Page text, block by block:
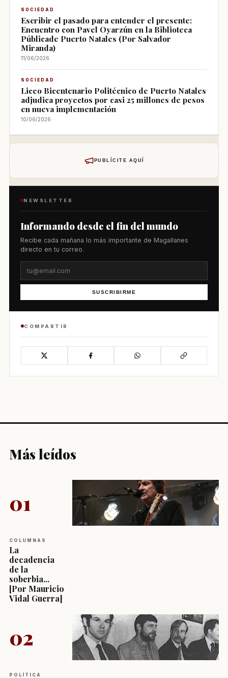
SOCIEDAD
Escribir el pasado para entender el presente:
Encuentro con Pavel Oyarzún en la Biblioteca
Públicade Puerto Natales (Por Salvador
Miranda)
11/06/2026
SOCIEDAD
Liceo Bicentenario Politécnico de Puerto Natales
adjudica proyectos por casi 25 millones de pesos
en nueva implementación
10/06/2026
PUBLÍCITE AQUÍ
NEWSLETTER
Informando desde el fin del mundo
Recibe cada mañana lo más importante de Magallanes
directo en tu correo.
SUSCRIBIRME
COMPARTIR
Más leídos
01
COLUMNAS
La
decadencia
de la
soberbia...
[Por Mauricio
Vidal Guerra]
02
POLÍTICA